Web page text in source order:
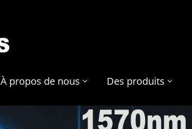
À propos de nous Des produits